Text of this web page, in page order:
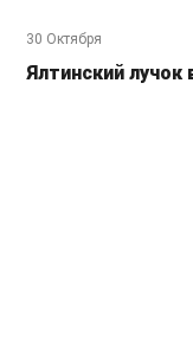
30 Октября
Ялтинский лучок